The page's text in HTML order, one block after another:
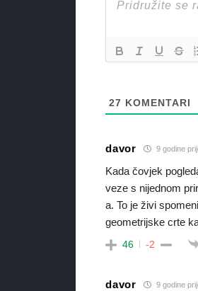
27 KOMENTARI
davor 9 godine
Kada čovjek
veze s nijednom
a. To je živi
geometrijske crte
46 -2
davor 9 godine